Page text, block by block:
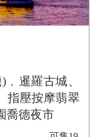
暹羅古城、
指壓按摩翡翠
喬德夜市